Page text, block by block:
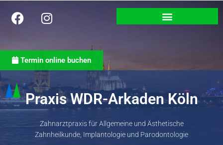
Termin online buchen
Praxis WDR-Arkaden Köln
Zahnarztpraxis für Allgemeine und Ästhetische
Zahnheilkunde, Implantologie und Parodontologie